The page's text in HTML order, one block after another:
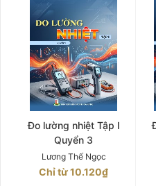
Đo lường nhiệt Tập I
Quyển 3
Lương Thế Ngọc
Chỉ từ 10.120₫